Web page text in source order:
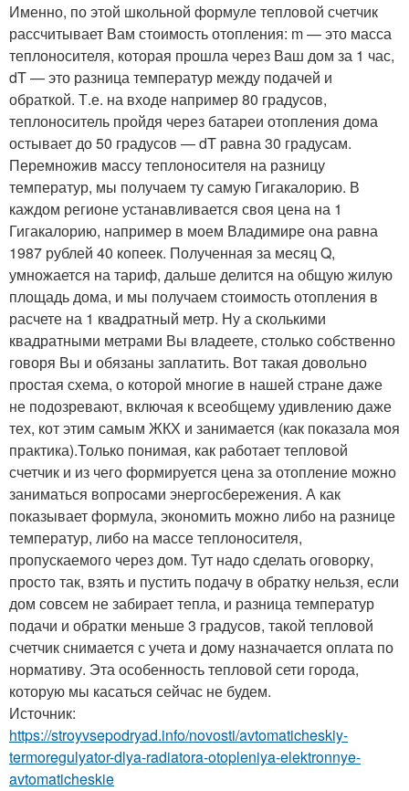
Именно, по этой школьной формуле тепловой счетчик
рассчитывает Вам стоимость отопления: m — это масса
теплоносителя, которая прошла через Ваш дом за 1 час,
dT — это разница температур между подачей и
обраткой. Т.е. на входе например 80 градусов,
теплоноситель пройдя через батареи отопления дома
остывает до 50 градусов — dT равна 30 градусам.
Перемножив массу теплоносителя на разницу
температур, мы получаем ту самую Гигакалорию. В
каждом регионе устанавливается своя цена на 1
Гигакалорию, например в моем Владимире она равна
1987 рублей 40 копеек. Полученная за месяц Q,
умножается на тариф, дальше делится на общую жилую
площадь дома, и мы получаем стоимость отопления в
расчете на 1 квадратный метр. Ну а сколькими
квадратными метрами Вы владеете, столько собственно
говоря Вы и обязаны заплатить. Вот такая довольно
простая схема, о которой многие в нашей стране даже
не подозревают, включая к всеобщему удивлению даже
тех, кот этим самым ЖКХ и занимается (как показала моя
практика).Только понимая, как работает тепловой
счетчик и из чего формируется цена за отопление можно
заниматься вопросами энергосбережения. А как
показывает формула, экономить можно либо на разнице
температур, либо на массе теплоносителя,
пропускаемого через дом. Тут надо сделать оговорку,
просто так, взять и пустить подачу в обратку нельзя, если
дом совсем не забирает тепла, и разница температур
подачи и обратки меньше 3 градусов, такой тепловой
счетчик снимается с учета и дому назначается оплата по
нормативу. Эта особенность тепловой сети города,
которую мы касаться сейчас не будем.
Источник:
https://stroyvsepodryad.info/novosti/avtomaticheskiy-
termoregulyator-dlya-radiatora-otopleniya-elektronnye-
avtomaticheskie